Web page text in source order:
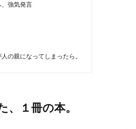
強気発言
の親になってしまったら。
、１冊の本。